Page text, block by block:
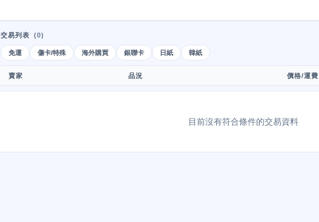
交易列表 (0)
免運 傷卡/特殊 海外購買 銀聯卡 日紙 韓紙
賣家 品況 價格/運費
目前沒有符合條件的交易資料